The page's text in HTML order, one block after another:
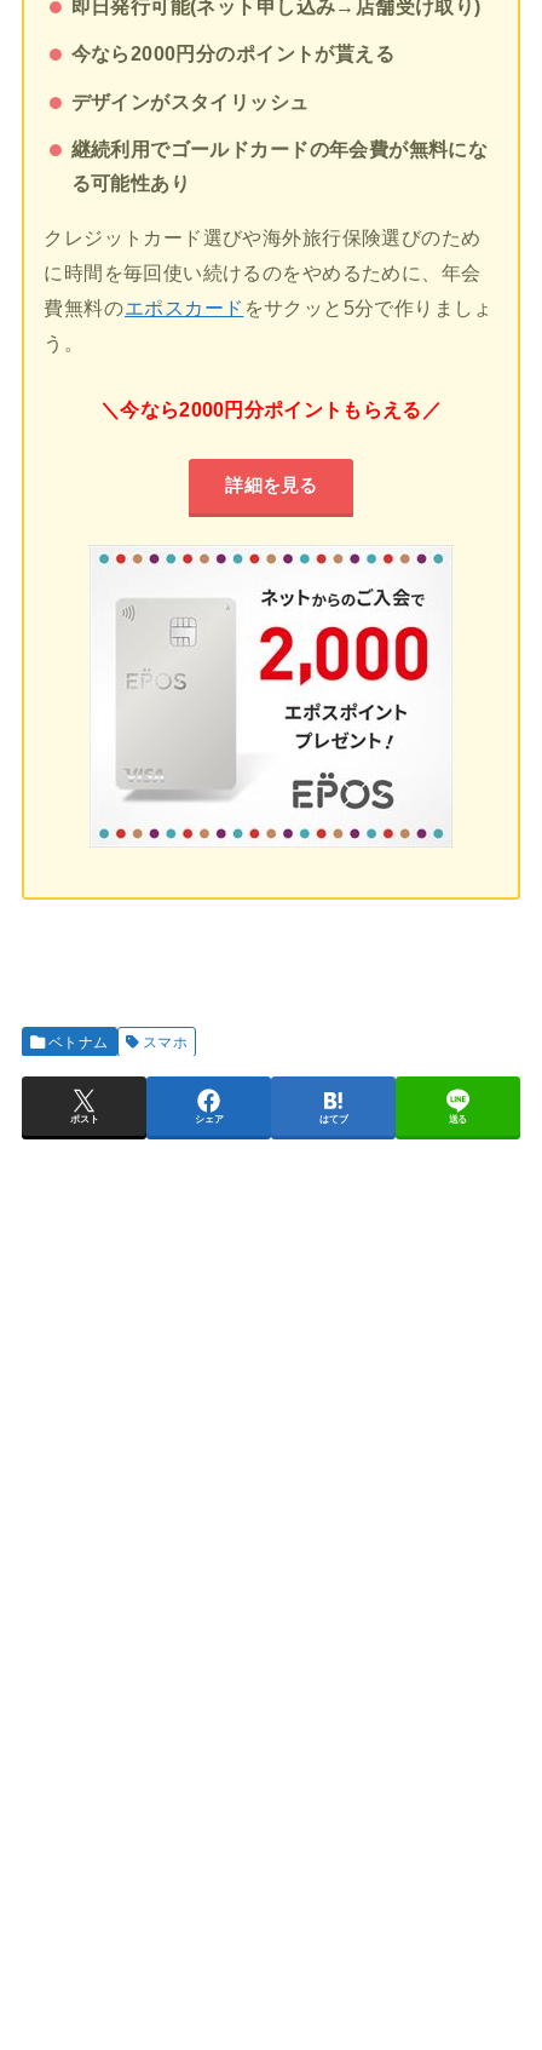
即日発行可能(ネット申し込み→店舗受け取り)
今なら2000円分のポイントが貰える
デザインがスタイリッシュ
継続利用でゴールドカードの年会費が無料にな
る可能性あり
クレジットカード選びや海外旅行保険選びのため
に時間を毎回使い続けるのをやめるために、年会
費無料のエポスカード をサクッと5分で作りましょ
う。
＼今なら2000円分ポイントもらえる／
詳細を見る
ベトナム スマホ
ポスト シェア はてブ 送る